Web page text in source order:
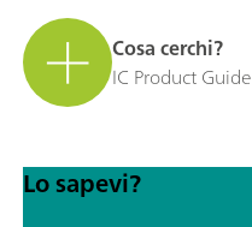
Cosa cerchi?
IC Product Guide
Lo sapevi?